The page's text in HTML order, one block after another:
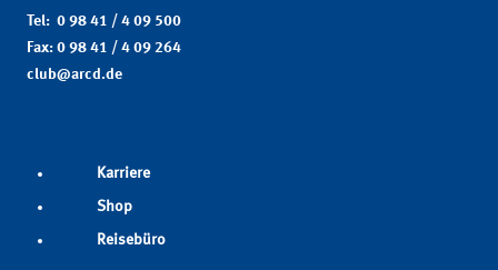
Tel: 0 98 41 / 4 09 500
Fax: 0 98 41 / 4 09 264
club@arcd.de
Karriere
Shop
Reisebüro